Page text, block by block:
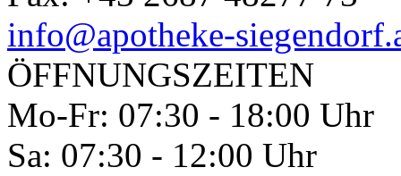
info@apotheke-
ÖFFNUNGSZEITEN
Mo-Fr: 07:30 - 18:00 Uhr
Sa: 07:30 - 12:00 Uhr